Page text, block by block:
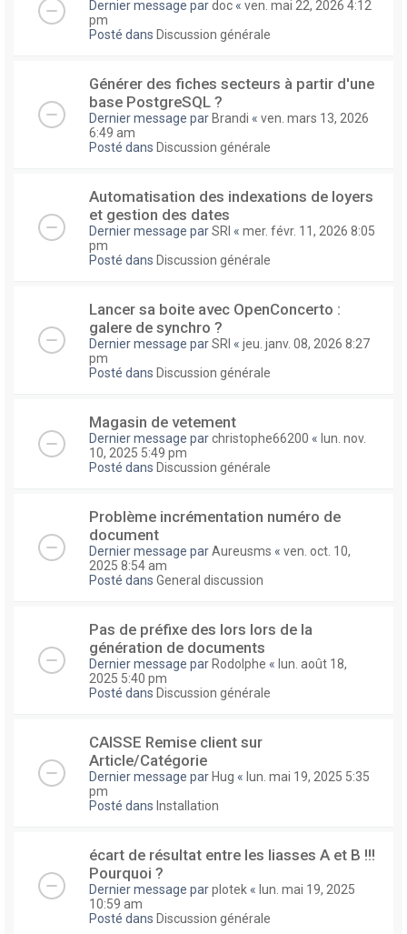
Dernier message pardoc « ven. mai 22, 2026 4:12
pm
Posté dans Discussion générale
Générer des fiches secteurs à partir d'une
base PostgreSQL ?
Dernier message par Brandi « ven. mars 13, 2026
6:49 am
Posté dans Discussion générale
Automatisation des indexations de loyers
et gestion des dates
Dernier message parSRI « mer. févr. 11, 2026 8:05
pm
Posté dans Discussion générale
Lancer sa boite avec OpenConcerto :
galere de synchro ?
Dernier message parSRI « jeu. janv. 08, 2026 8:27
pm
Posté dans Discussion générale
Magasin de vetement
Dernier message parchristophe66200 « lun. nov.
10, 2025 5:49 pm
Posté dans Discussion générale
Problème incrémentation numéro de
document
Dernier message parAureusms « ven. oct. 10,
2025 8:54 am
Posté dans General discussion
Pas de préfixe des lors lors de la
génération de documents
Dernier message par Rodolphe « lun. août 18,
2025 5:40 pm
Posté dans Discussion générale
CAISSE Remise client sur
Article/Catégorie
Dernier message par Hug « lun. mai 19, 2025 5:35
pm
Posté dans Installation
écart de résultat entre les liasses A et B !!!
Pourquoi ?
Dernier message parplotek « lun. mai 19, 2025
10:59 am
Posté dans Discussion générale